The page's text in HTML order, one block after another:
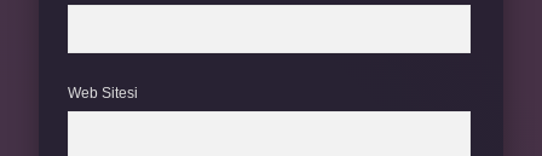
Web Sitesi